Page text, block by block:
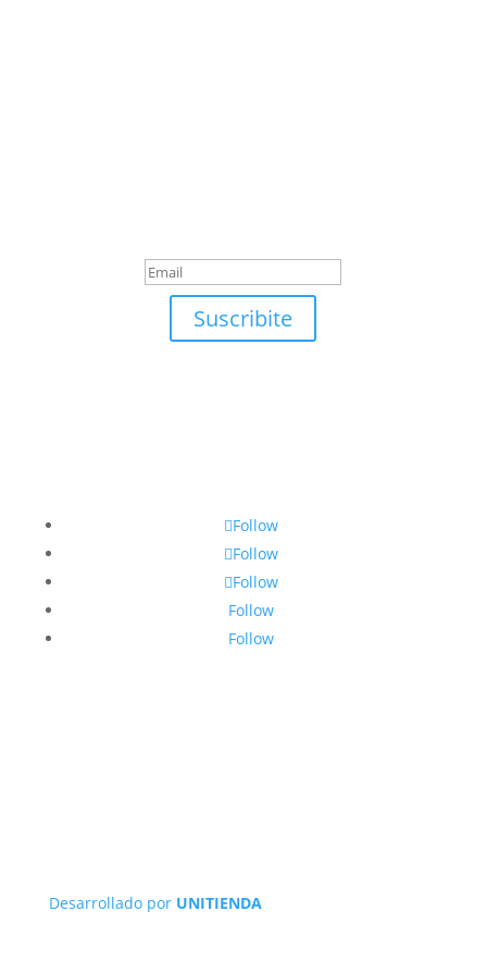
Suscribite
Follow
Follow
Follow
Follow
Follow
Desarrollado por UNITIENDA